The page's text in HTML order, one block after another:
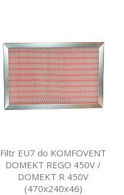
Filtr EU7 do KOMFOVENT
DOMEKT REGO 450V /
DOMEKT R 450V
(470x240x46)